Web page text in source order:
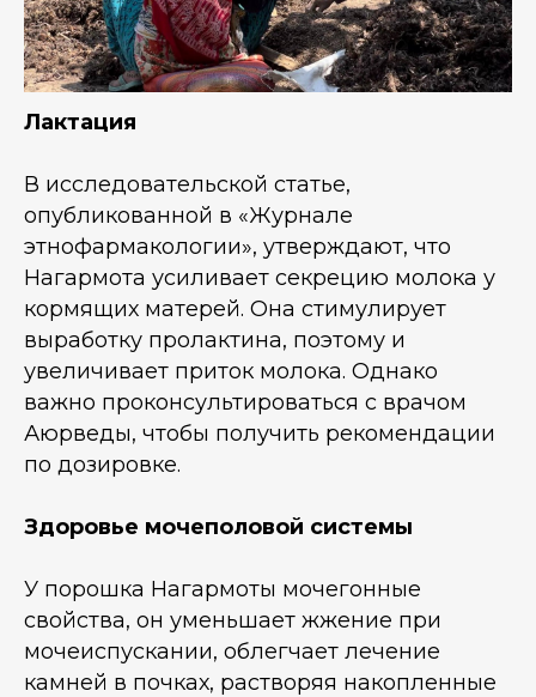
Лактация
В исследовательской статье,
опубликованной в «Журнале
этнофармакологии», утверждают, что
Нагармота усиливает секрецию молока у
кормящих матерей. Она стимулирует
выработку пролактина, поэтому и
увеличивает приток молока. Однако
важно проконсультироваться с врачом
Аюрведы, чтобы получить рекомендации
по дозировке.
Здоровье мочеполовой системы
У порошка Нагармоты мочегонные
свойства, он уменьшает жжение при
мочеиспускании, облегчает лечение
камней в почках, растворяя накопленные